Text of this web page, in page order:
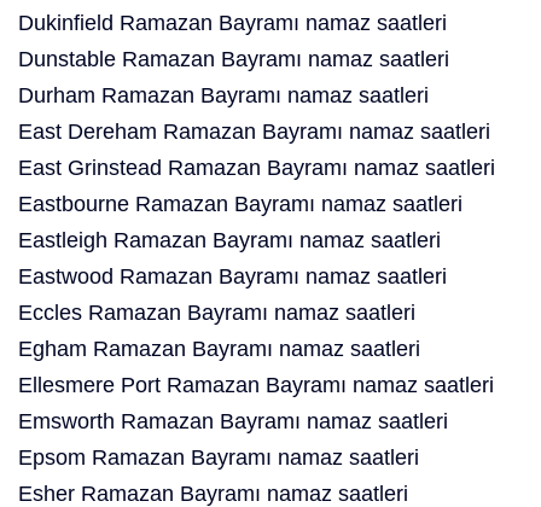
Dukinfield Ramazan Bayramı namaz saatleri
Dunstable Ramazan Bayramı namaz saatleri
Durham Ramazan Bayramı namaz saatleri
East Dereham Ramazan Bayramı namaz saatleri
East Grinstead Ramazan Bayramı namaz saatleri
Eastbourne Ramazan Bayramı namaz saatleri
Eastleigh Ramazan Bayramı namaz saatleri
Eastwood Ramazan Bayramı namaz saatleri
Eccles Ramazan Bayramı namaz saatleri
Egham Ramazan Bayramı namaz saatleri
Ellesmere Port Ramazan Bayramı namaz saatleri
Emsworth Ramazan Bayramı namaz saatleri
Epsom Ramazan Bayramı namaz saatleri
Esher Ramazan Bayramı namaz saatleri